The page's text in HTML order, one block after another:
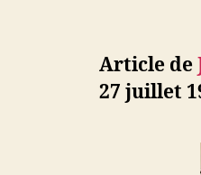
Article de
27 juillet